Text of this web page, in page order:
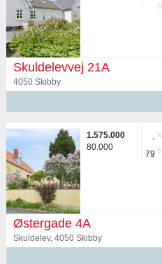
Skuldelevvej 21A
4050 Skibby
1.575.000
80.000
-
79
Østergade 4A
Skuldelev, 4050 Skibby